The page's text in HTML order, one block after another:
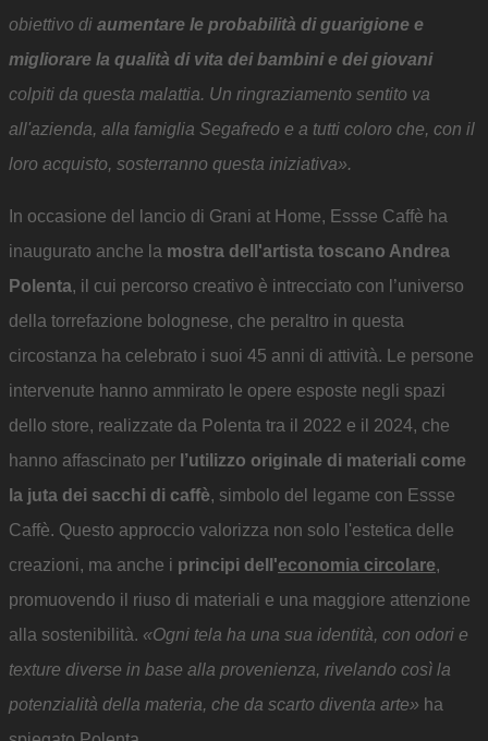
obiettivo di aumentare le probabilità di guarigione e
migliorare la qualità di vita dei bambini e dei giovani
colpiti da questa malattia. Un ringraziamento sentito va
all'azienda, alla famiglia Segafredo e a tutti coloro che, con il
loro acquisto, sosterranno questa iniziativa».
In occasione del lancio di Grani at Home, Essse Caffè ha
inaugurato anche la mostra dell'artista toscano Andrea
Polenta, il cui percorso creativo è intrecciato con l’universo
della torrefazione bolognese, che peraltro in questa
circostanza ha celebrato i suoi 45 anni di attività. Le persone
intervenute hanno ammirato le opere esposte negli spazi
dello store, realizzate da Polenta tra il 2022 e il 2024, che
hanno affascinato per l’utilizzo originale di materiali come
la juta dei sacchi di caffè, simbolo del legame con Essse
Caffè. Questo approccio valorizza non solo l'estetica delle
creazioni, ma anche i principi dell'economia circolare,
promuovendo il riuso di materiali e una maggiore attenzione
alla sostenibilità. «Ogni tela ha una sua identità, con odori e
texture diverse in base alla provenienza, rivelando così la
potenzialità della materia, che da scarto diventa arte» ha